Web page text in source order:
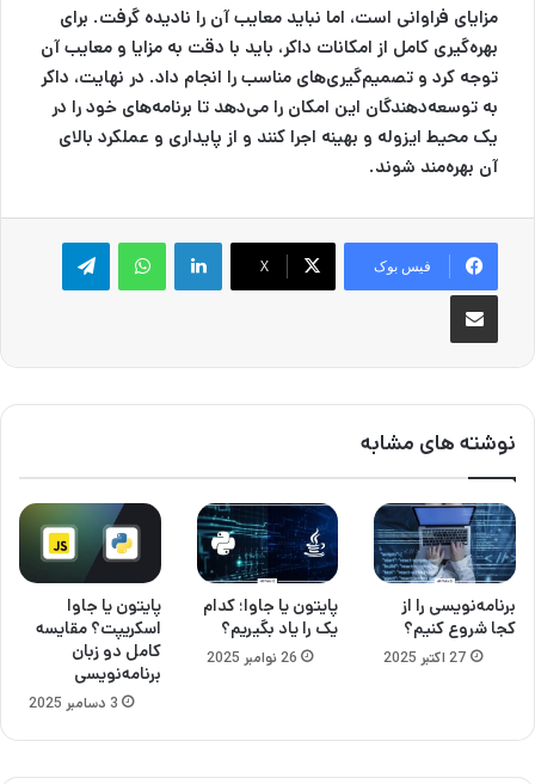
مزایای فراوانی است، اما نباید معایب آن را نادیده گرفت. برای
بهره‌گیری کامل از امکانات داکر، باید با دقت به مزایا و معایب آن
توجه کرد و تصمیم‌گیری‌های مناسب را انجام داد. در نهایت، داکر
به توسعه‌دهندگان این امکان را می‌دهد تا برنامه‌های خود را در
یک محیط ایزوله و بهینه اجرا کنند و از پایداری و عملکرد بالای
آن بهره‌مند شوند.
فیس بوک X
لینکدینواتس آپ تلگرام
اشتراک گذاری از طریق ایمیل
نوشته های مشابه
برنامه‌نویسی را از
کجا شروع کنیم؟
27 اکتبر 2025
پایتون یا جاوا؛ کدام
یک را یاد بگیریم؟
26 نوامبر 2025
پایتون یا جاوا
اسکریپت؟ مقایسه
کامل دو زبان
برنامه‌نویسی
3 دسامبر 2025